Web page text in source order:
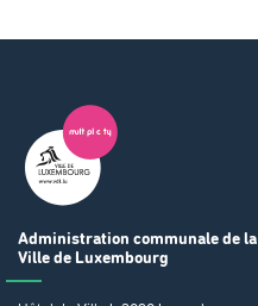
Administration communale de la
Ville de Luxembourg